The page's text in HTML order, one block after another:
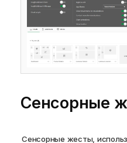
Сенсорные
Сенсорные жесты,